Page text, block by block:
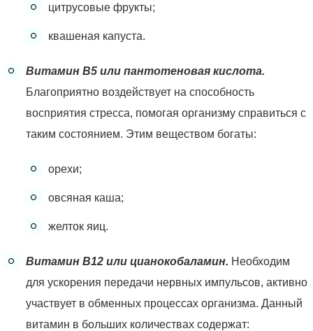
цитрусовые фрукты;
квашеная капуста.
Витамин В5 или пантотеновая кислота.
Благоприятно воздействует на способность
восприятия стресса, помогая организму справиться с
таким состоянием. Этим веществом богаты:
орехи;
овсяная каша;
желток яиц.
Витамин В12 или цианокобаламин. Необходим
для ускорения передачи нервных импульсов, активно
участвует в обменных процессах организма. Данный
витамин в больших количествах содержат: